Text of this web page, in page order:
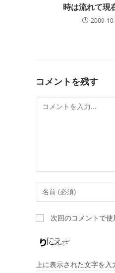
時は流れて現
2009-
コメントを残す
次回のコメントで
上に表示された文字を入